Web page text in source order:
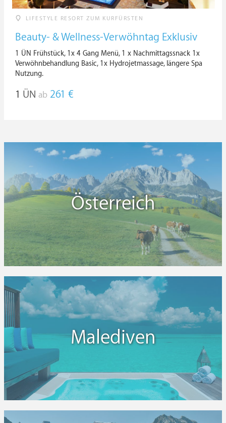
LIFESTYLE RESORT ZUM KURFÜRSTEN
Beauty- & Wellness-Verwöhntag Exklusiv
1 ÜN Frühstück, 1x 4 Gang Menü, 1 x Nachmittagssnack 1x
Verwöhnbehandlung Basic, 1x Hydrojetmassage, längere Spa
Nutzung.
1 ÜN ab 261 €
Österreich
Malediven